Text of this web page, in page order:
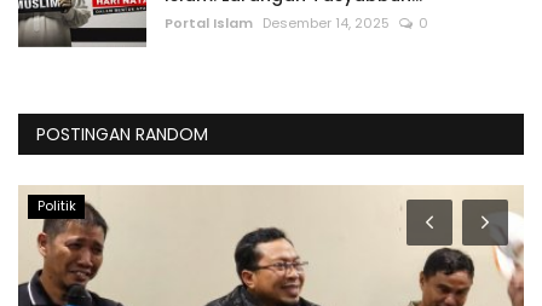
Portal Islam Desember 14, 2025 0
POSTINGAN RANDOM
Politik